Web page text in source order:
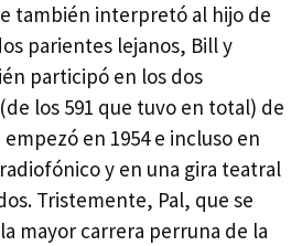
también interpretó al hijo de
parientes lejanos, Bill y
participó en los dos
los 591 que tuvo en total) de
en 1954 e incluso en
y en una gira teatral
Tristemente, Pal, que se
mayor carrera perruna de la